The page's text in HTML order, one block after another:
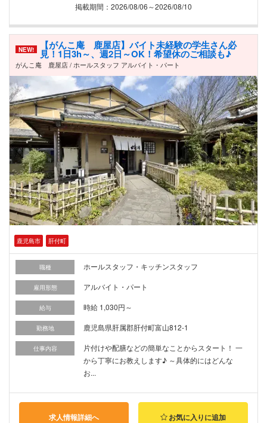
掲載期間：2026/08/06～2026/08/10
NEW! 【がんこ庵 鹿屋店】バイト未経験の学生さん必
見！1日3h～、週2日～OK！希望休のご相談も♪
がんこ庵 鹿屋店 / ホールスタッフ アルバイト・パート
鹿児島市 肝付町
職種 ホールスタッフ・キッチンスタッフ
雇用形態 アルバイト・パート
給与 時給 1,030円～
勤務地 鹿児島県肝属郡肝付町富山812-1
仕事内容
片付けや配膳などの簡単なことからスタート！ 一
から丁寧にお教えします♪ ～具体的にはどんな
お...
求人情報詳細へ お気に入りに追加